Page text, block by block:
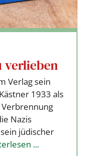
verlieben
Verlag sein
1933 als
Nazis
jüdischer
...